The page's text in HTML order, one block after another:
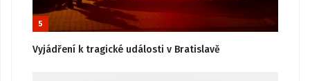
5
Vyjádření k tragické události v Bratislavě